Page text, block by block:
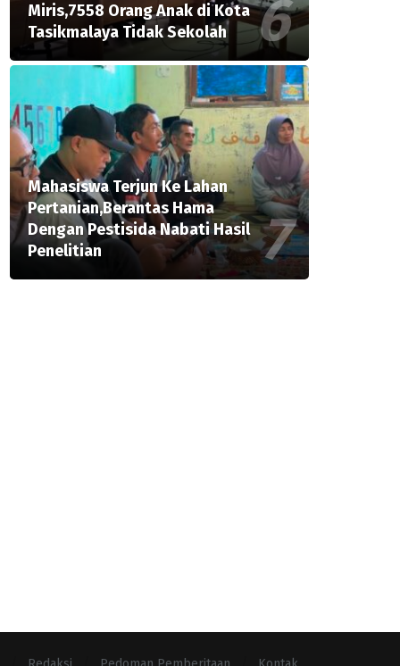
Miris,7558 Orang Anak di Kota
Tasikmalaya Tidak Sekolah
Mahasiswa Terjun Ke Lahan
Pertanian,Berantas Hama
Dengan Pestisida Nabati Hasil
Penelitian